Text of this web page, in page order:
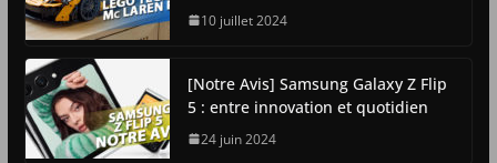
10 juillet 2024
[Notre Avis] Samsung Galaxy Z Flip
5 : entre innovation et quotidien
24 juin 2024